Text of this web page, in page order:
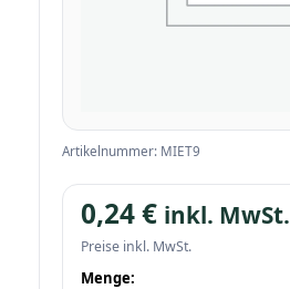
Artikelnummer: MIET9
0,24€ inkl. MwSt.
Preise inkl. MwSt.
Menge: